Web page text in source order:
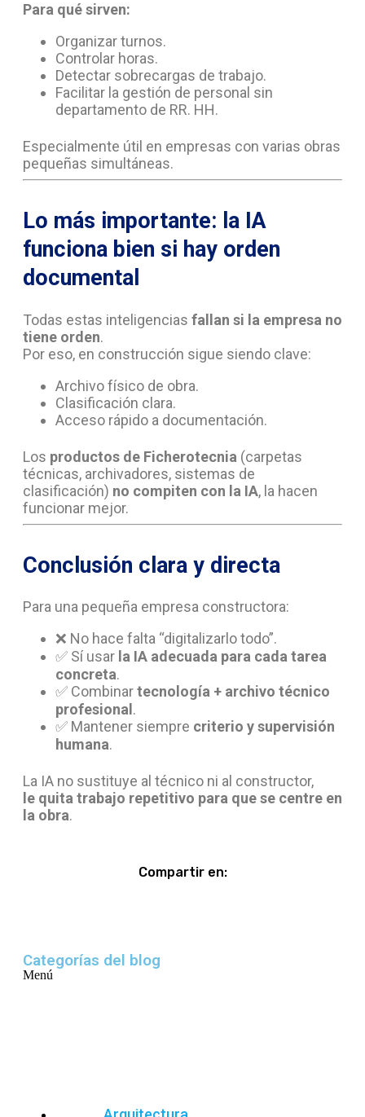
Para qué sirven:
Organizar turnos.
Controlar horas.
Detectar sobrecargas de trabajo.
Facilitar la gestión de personal sin
departamento de RR. HH.
Especialmente útil en empresas con varias obras
pequeñas simultáneas.
Lo más importante: la IA
funciona bien si hay orden
documental
Todas estas inteligencias fallan si la empresa no
tiene orden.
Por eso, en construcción sigue siendo clave:
Archivo físico de obra.
Clasificación clara.
Acceso rápido a documentación.
Los productos de Ficherotecnia (carpetas
técnicas, archivadores, sistemas de
clasificación) no compiten con la IA, la hacen
funcionar mejor.
Conclusión clara y directa
Para una pequeña empresa constructora:
❌ No hace falta “digitalizarlo todo”.
✅ Sí usar la IA adecuada para cada tarea
concreta.
✅ Combinartecnología + archivo técnico
profesional .
✅ Mantener siempre criterio y supervisión
humana.
La IA no sustituye al técnico ni al constructor,
le quita trabajo repetitivo para que se centre en
la obra.
Compartir en:
Categorías del blog
Menú